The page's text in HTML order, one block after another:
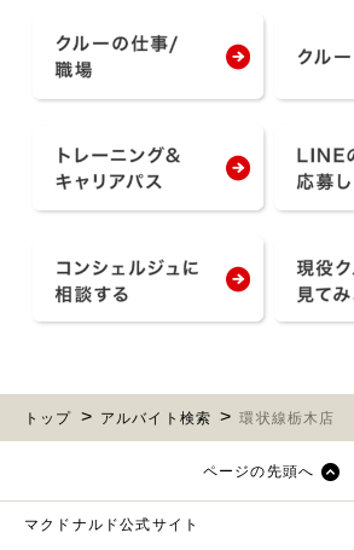
トップ アルバイト検索 環状線栃木店
ページの先頭へ
マクドナルド公式サイト